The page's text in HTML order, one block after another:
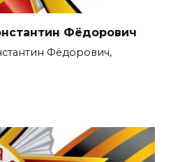
Фёдорович
Фёдорович,